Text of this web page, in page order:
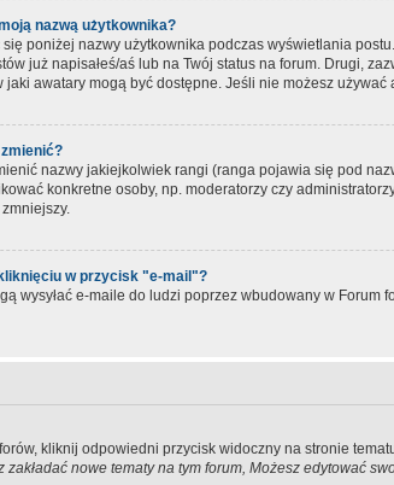
nazwą użytkownika?
poniżej nazwy użytkownika podczas wyświetlania
już napisałeś/aś lub na Twój status na forum. Drugi,
jaki awatary mogą być dostępne. Jeśli nie możesz
nazwy jakiejkolwiek rangi (ranga pojawia się pod
konkretne osoby, np. moderatorzy czy
w przycisk "e-mail"?
wysyłać e-maile do ludzi poprzez wbudowany w Forum
kliknij odpowiedni przycisk widoczny na stronie
zakładać nowe tematy na tym forum, Możesz edytować